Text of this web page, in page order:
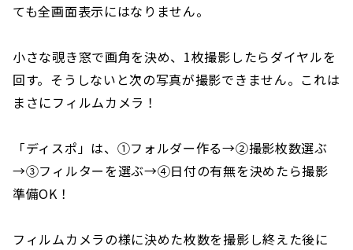
ても全画面表示にはなりません。
小さな覗き窓で画角を決め、1枚撮影したらダイヤルを
回す。そうしないと次の写真が撮影できません。これは
まさにフィルムカメラ！
「ディスポ」は、①フォルダー作る→②撮影枚数選ぶ
→③フィルターを選ぶ→④日付の有無を決めたら撮影
準備OK！
フィルムカメラの様に決めた枚数を撮影し終えた後に